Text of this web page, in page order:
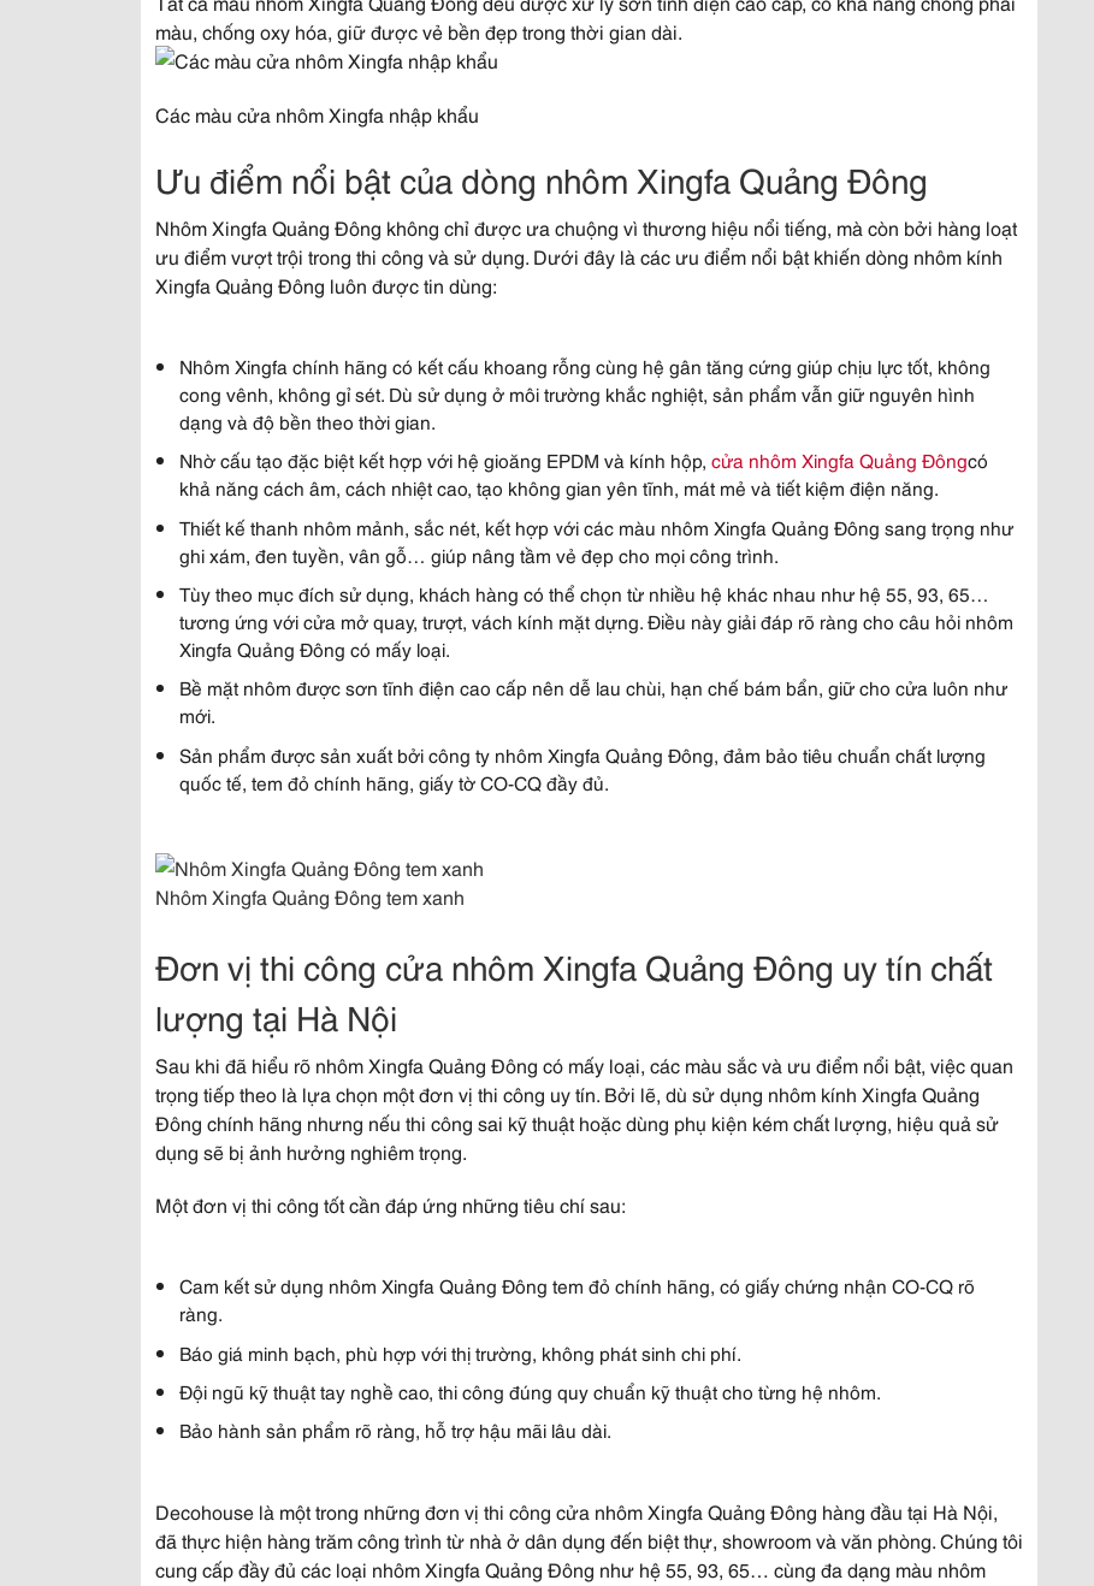
màu, chống oxy hóa, giữ được vẻ bền đẹp trong thời gian dài.
Các màu cửa nhôm Xingfa nhập khẩu
Ưu điểm nổi bật của dòng nhôm Xingfa Quảng Đông
Nhôm Xingfa Quảng Đông không chỉ được ưa chuộng vì thương hiệu nổi tiếng, mà còn bởi hàng loạt
ưu điểm vượt trội trong thi công và sử dụng. Dưới đây là các ưu điểm nổi bật khiến dòng nhôm kính
Xingfa Quảng Đông luôn được tin dùng:
Nhôm Xingfa chính hãng có kết cấu khoang rỗng cùng hệ gân tăng cứng giúp chịu lực tốt, không
cong vênh, không gỉ sét. Dù sử dụng ở môi trường khắc nghiệt, sản phẩm vẫn giữ nguyên hình
dạng và độ bền theo thời gian.
Nhờ cấu tạo đặc biệt kết hợp với hệ gioăng EPDM và kính hộp,cửa nhôm Xingfa Quảng Đôngcó
khả năng cách âm, cách nhiệt cao, tạo không gian yên tĩnh, mát mẻ và tiết kiệm điện năng.
Thiết kế thanh nhôm mảnh, sắc nét, kết hợp với các màu nhôm Xingfa Quảng Đông sang trọng như
ghi xám, đen tuyền, vân gỗ… giúp nâng tầm vẻ đẹp cho mọi công trình.
Tùy theo mục đích sử dụng, khách hàng có thể chọn từ nhiều hệ khác nhau như hệ 55, 93, 65…
tương ứng với cửa mở quay, trượt, vách kính mặt dựng. Điều này giải đáp rõ ràng cho câu hỏi nhôm
Xingfa Quảng Đông có mấy loại.
Bề mặt nhôm được sơn tĩnh điện cao cấp nên dễ lau chùi, hạn chế bám bẩn, giữ cho cửa luôn như
mới.
Sản phẩm được sản xuất bởi công ty nhôm Xingfa Quảng Đông, đảm bảo tiêu chuẩn chất lượng
quốc tế, tem đỏ chính hãng, giấy tờ CO-CQ đầy đủ.
Nhôm Xingfa Quảng Đông tem xanh
Đơn vị thi công cửa nhôm Xingfa Quảng Đông uy tín chất
lượng tại Hà Nội
Sau khi đã hiểu rõ nhôm Xingfa Quảng Đông có mấy loại, các màu sắc và ưu điểm nổi bật, việc quan
trọng tiếp theo là lựa chọn một đơn vị thi công uy tín. Bởi lẽ, dù sử dụng nhôm kính Xingfa Quảng
Đông chính hãng nhưng nếu thi công sai kỹ thuật hoặc dùng phụ kiện kém chất lượng, hiệu quả sử
dụng sẽ bị ảnh hưởng nghiêm trọng.
Một đơn vị thi công tốt cần đáp ứng những tiêu chí sau:
Cam kết sử dụng nhôm Xingfa Quảng Đông tem đỏ chính hãng, có giấy chứng nhận CO-CQ rõ
ràng.
Báo giá minh bạch, phù hợp với thị trường, không phát sinh chi phí.
Đội ngũ kỹ thuật tay nghề cao, thi công đúng quy chuẩn kỹ thuật cho từng hệ nhôm.
Bảo hành sản phẩm rõ ràng, hỗ trợ hậu mãi lâu dài.
Decohouse là một trong những đơn vị thi công cửa nhôm Xingfa Quảng Đông hàng đầu tại Hà Nội,
đã thực hiện hàng trăm công trình từ nhà ở dân dụng đến biệt thự, showroom và văn phòng. Chúng tôi
cung cấp đầy đủ các loại nhôm Xingfa Quảng Đông như hệ 55, 93, 65… cùng đa dạng màu nhôm